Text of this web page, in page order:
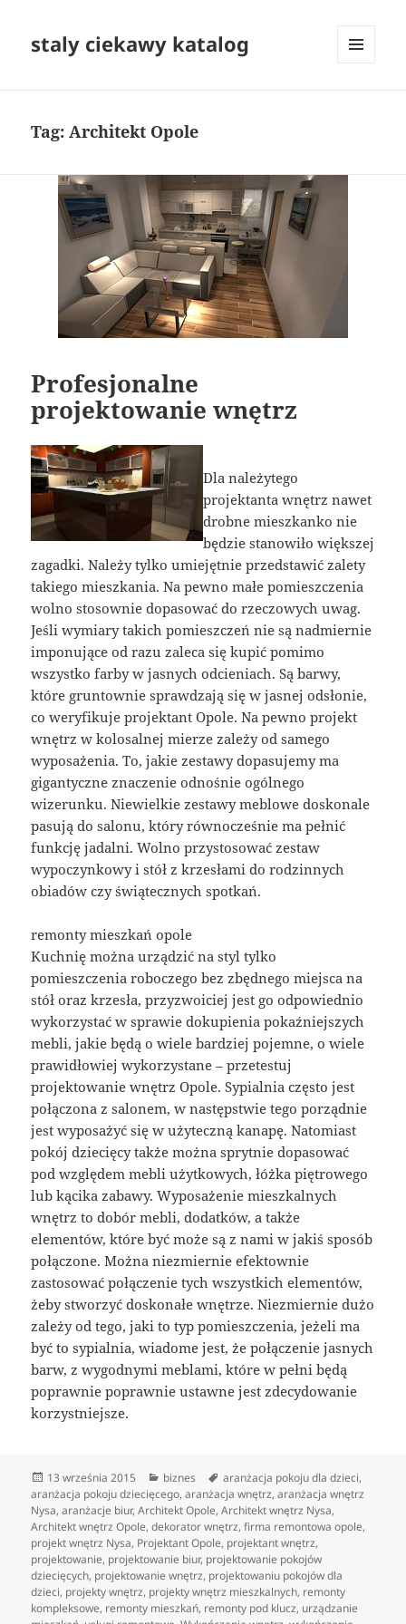
staly ciekawy katalog
Tag:Architekt Opole
Profesjonalne
projektowanie wnętrz
Dla należytego
projektanta wnętrz nawet
drobne mieszkanko nie
będzie stanowiło większej
zagadki. Należy tylko umiejętnie przedstawić zalety
takiego mieszkania. Na pewno małe pomieszczenia
wolno stosownie dopasować do rzeczowych uwag.
Jeśli wymiary takich pomieszczeń nie są nadmiernie
imponujące od razu zaleca się kupić pomimo
wszystko farby w jasnych odcieniach. Są barwy,
które gruntownie sprawdzają się w jasnej odsłonie,
co weryfikuje projektant Opole. Na pewno projekt
wnętrz w kolosalnej mierze zależy od samego
wyposażenia. To, jakie zestawy dopasujemy ma
gigantyczne znaczenie odnośnie ogólnego
wizerunku. Niewielkie zestawy meblowe doskonale
pasują do salonu, który równocześnie ma pełnić
funkcję jadalni. Wolno przystosować zestaw
wypoczynkowy i stół z krzesłami do rodzinnych
obiadów czy świątecznych spotkań.
remonty mieszkań opole
Kuchnię można urządzić na styl tylko
pomieszczenia roboczego bez zbędnego miejsca na
stół oraz krzesła, przyzwoiciej jest go odpowiednio
wykorzystać w sprawie dokupienia pokaźniejszych
mebli, jakie będą o wiele bardziej pojemne, o wiele
prawidłowiej wykorzystane – przetestuj
projektowanie wnętrz Opole. Sypialnia często jest
połączona z salonem, w następstwie tego porządnie
jest wyposażyć się w użyteczną kanapę. Natomiast
pokój dziecięcy także można sprytnie dopasować
pod względem mebli użytkowych, łóżka piętrowego
lub kącika zabawy. Wyposażenie mieszkalnych
wnętrz to dobór mebli, dodatków, a także
elementów, które być może są z nami w jakiś sposób
połączone. Można niezmiernie efektownie
zastosować połączenie tych wszystkich elementów,
żeby stworzyć doskonałe wnętrze. Niezmiernie dużo
zależy od tego, jaki to typ pomieszczenia, jeżeli ma
być to sypialnia, wiadome jest, że połączenie jasnych
barw, z wygodnymi meblami, które w pełni będą
poprawnie poprawnie ustawne jest zdecydowanie
korzystniejsze.
Data
publikacji
13 września 2015 Kategorie
biznes Tagi
aranżacja pokoju dla dzieci,
aranżacja pokoju dziecięcego,aranżacja wnętrz,aranżacja wnętrz
Nysa,aranżacje biur,Architekt Opole,Architekt wnętrz Nysa,
Architekt wnętrz Opole,dekorator wnętrz,firma remontowa opole,
projekt wnętrz Nysa, Projektant Opole, projektant wnętrz,
projektowanie, projektowanie biur, projektowanie pokojów
dziecięcych, projektowanie wnętrz, projektowaniu pokojów dla
dzieci, projekty wnętrz, projekty wnętrz mieszkalnych, remonty
kompleksowe, remonty mieszkań, remonty pod klucz, urządzanie